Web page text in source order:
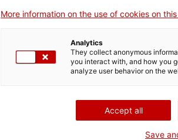
More information on the use of cookies on
Analytics
They collect anonymous
you interact with, and how you
analyze user behavior on the
Accept all
Save